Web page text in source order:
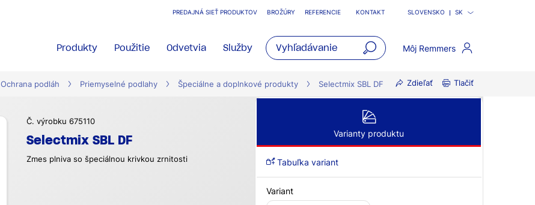
PREDAJNÁ SIEŤ PRODUKTOV BROŽÚRY REFERENCIE KONTAKT SLOVENSKO SK
Produkty Použitie Odvetvia Služby Môj Remmers
Ochrana podláh Priemyselné podlahy Špeciálne a doplnkové produkty Selectmix SBL DF Zdieľať Tlačiť
Č. výrobku 675110
Selectmix SBL DF
Zmes plniva so špeciálnou krivkou zrnitosti
Varianty produktu
Tabuľka variant
Variant